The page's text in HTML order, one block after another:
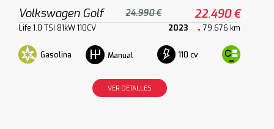
Volkswagen Golf 24.990 € 22.490 €
Life 1.0 TSI 81kW 110CV 2023 79.676 km
Gasolina Manual 110 cv
VER DETALLES